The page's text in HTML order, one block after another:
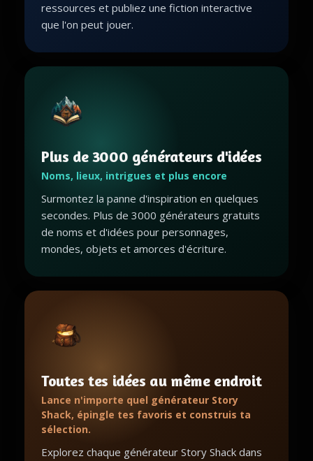
ressources et publiez une fiction interactive
que l'on peut jouer.
Plus de 3000 générateurs d'idées
Noms, lieux, intrigues et plus encore
Surmontez la panne d'inspiration en quelques
secondes. Plus de 3000 générateurs gratuits
de noms et d'idées pour personnages,
mondes, objets et amorces d'écriture.
Toutes tes idées au même endroit
Lance n'importe quel générateur Story
Shack, épingle tes favoris et construis ta
sélection.
Explorez chaque générateur Story Shack dans